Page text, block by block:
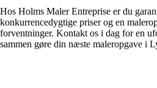
Hos Holms Maler Entreprise er du
konkurrencedygtige priser og en
forventninger. Kontakt os i dag for en
sammen gøre din næste maleropgave i